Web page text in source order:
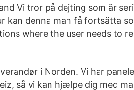
Vi tror på dejting som är
kan denna man få fortsätta
where the user needs to
i Norden. Vi har
så vi kan hjælpe dig med